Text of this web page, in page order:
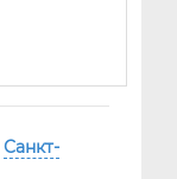
Санкт-